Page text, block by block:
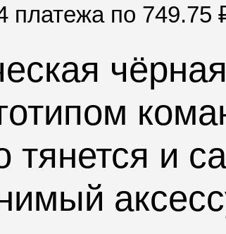
платежа по 749.75
чёрная
тянется и